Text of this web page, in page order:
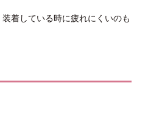
着している時に疲れにくいのも